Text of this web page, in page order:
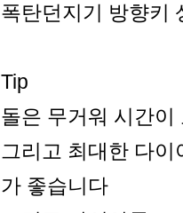
폭탄던지기 방향키
Tip
돌은 무거워 시간
그리고 최대한 다
가 좋습니다